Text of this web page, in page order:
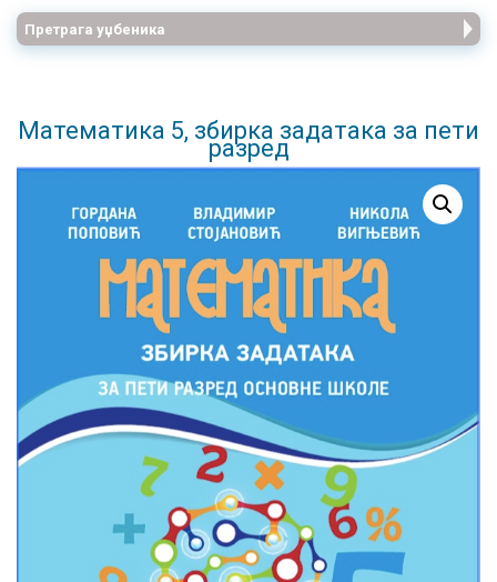
Претрага уџбеника
Математика 5, збирка задатака за пети
разред